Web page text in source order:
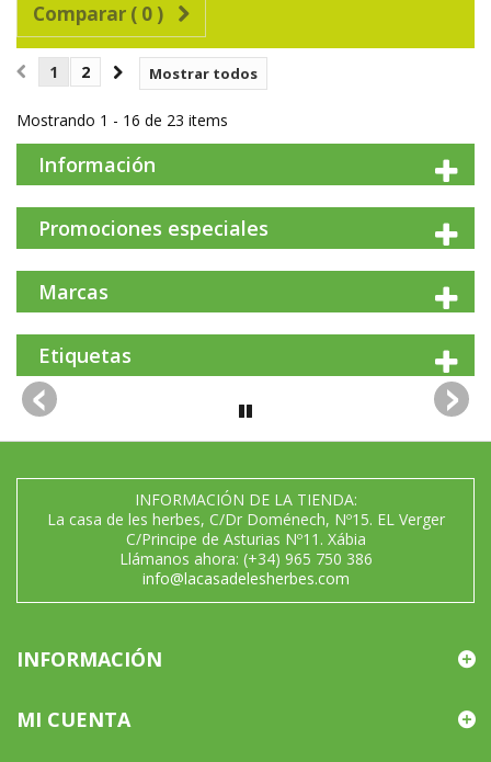
Comparar ( 0 )
Mostrar todos
1 2
Mostrando 1 - 16 de 23 items
Información
Promociones especiales
Marcas
Etiquetas
INFORMACIÓN DE LA TIENDA:
La casa de les herbes, C/Dr Doménech, Nº15. EL Verger
C/Principe de Asturias Nº11. Xábia
Llámanos ahora: (+34) 965 750 386
info@lacasadelesherbes.com
INFORMACIÓN
MI CUENTA